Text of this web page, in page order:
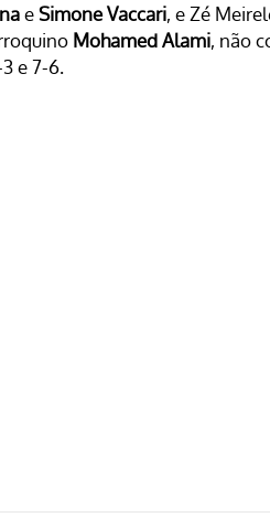
eSimone Vaccari, e Zé
Mohamed Alami, não
e 7-6.